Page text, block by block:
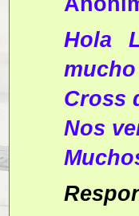
Hola
Cross
Nos